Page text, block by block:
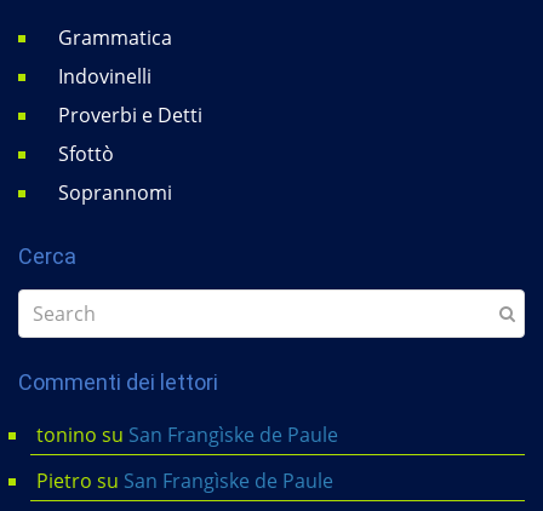
Grammatica
Indovinelli
Proverbi e Detti
Sfottò
Soprannomi
Cerca
Commenti dei lettori
tonino su San Frangìske de Paule
Pietro su San Frangìske de Paule